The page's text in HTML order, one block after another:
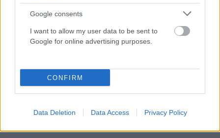
Google consents
I want to allow my user data to be sent to
Google for online advertising purposes.
CONFIRM
Data Deletion Data Access Privacy Policy